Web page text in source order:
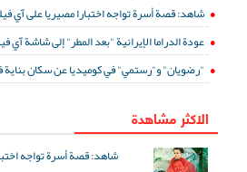
شاهد: قصة أسرة تواجه اختبارا مصيريا على آي
عودة الدراما الإيرانية "بعد المطر" إلى شاشة آي
"رضويان" و"رستمي" في كوميديا عن سكان
الاكثر مشاهدة
شاهد: قصة أسرة تواجه